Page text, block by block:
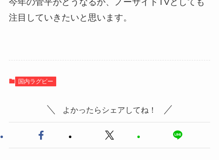
注目していきたいと思います。
国内ラグビー
よかったらシェアしてね！